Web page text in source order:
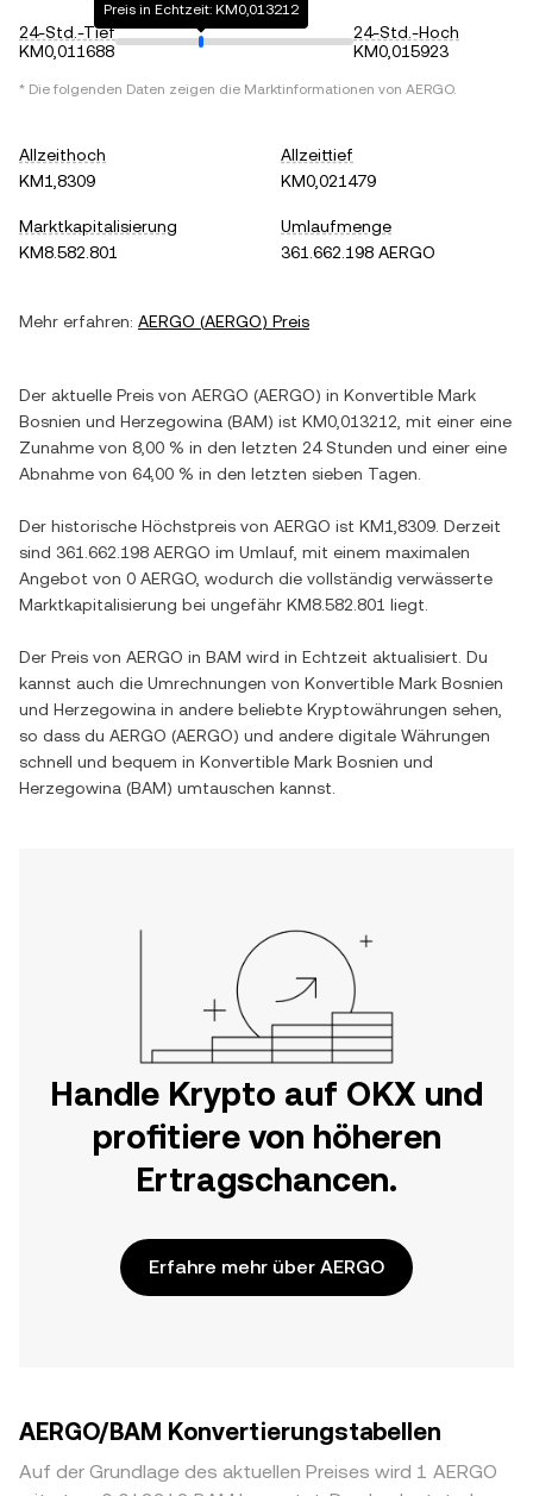
24-Std.-Tief
KM0,011688
Preis in Echtzeit: KM0,013212
24-Std.-Hoch
KM0,015923
* Die folgenden Daten zeigen die Marktinformationen von AERGO.
Allzeithoch
KM1,8309
Allzeittief
KM0,021479
Marktkapitalisierung
KM8.582.801
Umlaufmenge
361.662.198 AERGO
Mehr erfahren: AERGO (AERGO) Preis
Der aktuelle Preis von AERGO (AERGO) in Konvertible Mark
Bosnien und Herzegowina (BAM) ist KM0,013212 , mit einer eine
Zunahme von 8,00 % in den letzten 24 Stunden und einer eine
Abnahme von 64,00 % in den letzten sieben Tagen.
Der historische Höchstpreis von AERGO ist KM1,8309 . Derzeit
sind 361.662.198 AERGO im Umlauf, mit einem maximalen
Angebot von 0 AERGO , wodurch die vollständig verwässerte
Marktkapitalisierung bei ungefähr KM8.582.801 liegt.
Der Preis von AERGO in BAM wird in Echtzeit aktualisiert. Du
kannst auch die Umrechnungen von Konvertible Mark Bosnien
und Herzegowina in andere beliebte Kryptowährungen sehen,
so dass du AERGO (AERGO) und andere digitale Währungen
schnell und bequem in Konvertible Mark Bosnien und
Herzegowina (BAM) umtauschen kannst.
Handle Krypto auf OKX und
profitiere von höheren
Ertragschancen.
Erfahre mehr über AERGO
AERGO/BAM Konvertierungstabellen
Auf der Grundlage des aktuellen Preises wird 1 AERGO